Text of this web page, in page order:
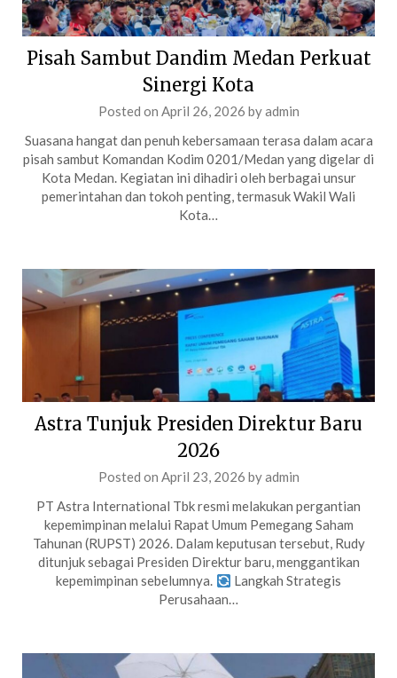
Pisah Sambut Dandim Medan Perkuat
Sinergi Kota
Posted on April 26, 2026 byadmin
Suasana hangat dan penuh kebersamaan terasa dalam acara
pisah sambut Komandan Kodim 0201/Medan yang digelar di
Kota Medan. Kegiatan ini dihadiri oleh berbagai unsur
pemerintahan dan tokoh penting, termasuk Wakil Wali
Kota…
Astra Tunjuk Presiden Direktur Baru
2026
Posted on April 23, 2026 byadmin
PT Astra International Tbk resmi melakukan pergantian
kepemimpinan melalui Rapat Umum Pemegang Saham
Tahunan (RUPST) 2026. Dalam keputusan tersebut, Rudy
ditunjuk sebagai Presiden Direktur baru, menggantikan
kepemimpinan sebelumnya.
Langkah Strategis
Perusahaan…